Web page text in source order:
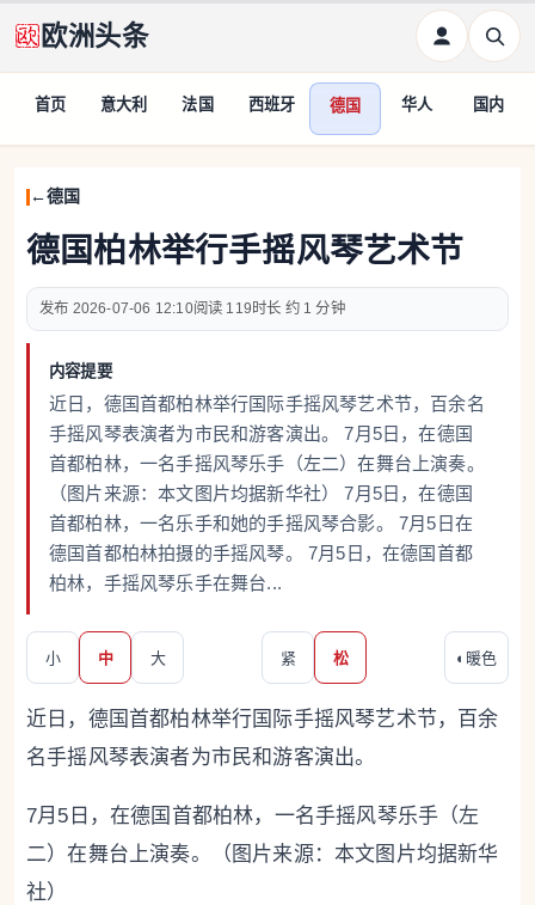
欧洲头条
首页 意大利 法国 西班牙 德国 华人 国内
德国
德国柏林举行手摇风琴艺术节
2026-07-06 12:10 119 约 1 分钟
内容提要
近日，德国首都柏林举行国际手摇风琴艺术节，百余名
手摇风琴表演者为市民和游客演出。 7月5日，在德国
首都柏林，一名手摇风琴乐手（左二）在舞台上演奏。
（图片来源：本文图片均据新华社） 7月5日，在德国
首都柏林，一名乐手和她的手摇风琴合影。 7月5日在
德国首都柏林拍摄的手摇风琴。 7月5日，在德国首都
柏林，手摇风琴乐手在舞台...
小 中 大 紧 松 ◐ 暖色
近日，德国首都柏林举行国际手摇风琴艺术节，百余
名手摇风琴表演者为市民和游客演出。
7月5日，在德国首都柏林，一名手摇风琴乐手（左
二）在舞台上演奏。（图片来源：本文图片均据新华
社）